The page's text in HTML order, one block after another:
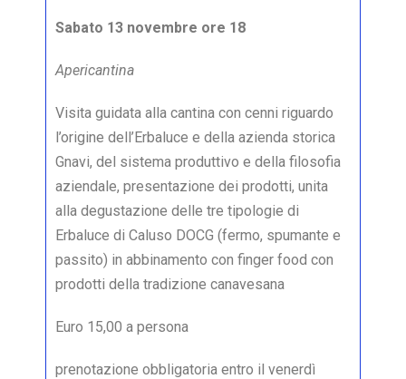
Sabato 13 novembre ore 18
Apericantina
Visita guidata alla cantina con cenni riguardo
l’origine dell’Erbaluce e della azienda storica
Gnavi, del sistema produttivo e della filosofia
aziendale, presentazione dei prodotti, unita
alla degustazione delle tre tipologie di
Erbaluce di Caluso DOCG (fermo, spumante e
passito) in abbinamento con finger food con
prodotti della tradizione canavesana
Euro 15,00 a persona
prenotazione obbligatoria entro il venerdì